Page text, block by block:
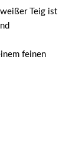
Teig ist
feinen